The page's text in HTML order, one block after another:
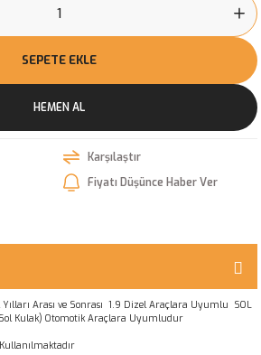
SEPETE EKLE
HEMEN AL
Karşılaştır
Fiyatı Düşünce Haber Ver
Arası ve Sonrası 1.9 Dizel Araçlara Uyumlu SOL
Kulak) Otomotik Araçlara Uyumludur